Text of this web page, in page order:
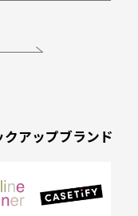
クアップブランド